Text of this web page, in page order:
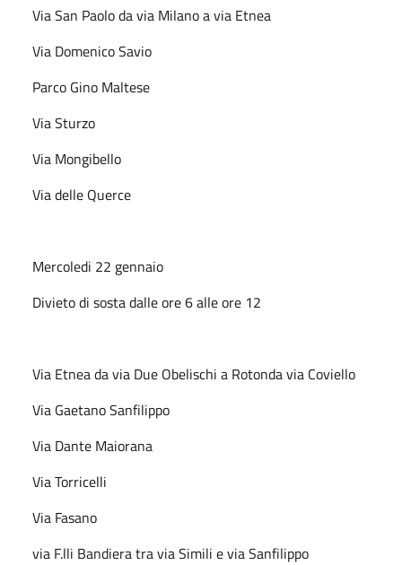
Via San Paolo da via Milano a via Etnea
Via Domenico Savio
Parco Gino Maltese
Via Sturzo
Via Mongibello
Via delle Querce
Mercoledi 22 gennaio
Divieto di sosta dalle ore 6 alle ore 12
Via Etnea da via Due Obelischi a Rotonda via Coviello
Via Gaetano Sanfilippo
Via Dante Maiorana
Via Torricelli
Via Fasano
via F.lli Bandiera tra via Simili e via Sanfilippo